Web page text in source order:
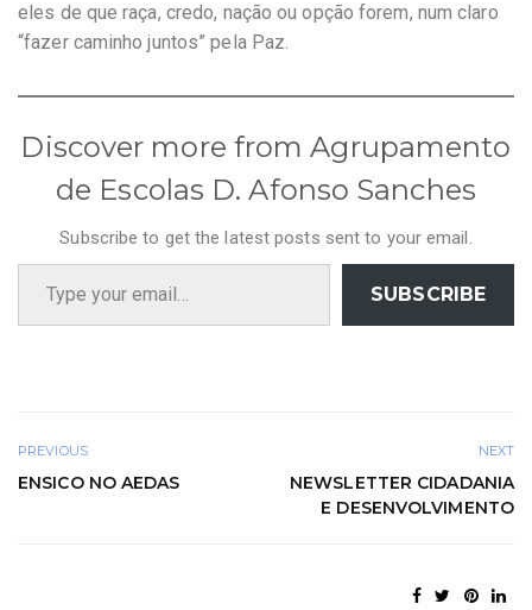
eles de que raça, credo, nação ou opção forem, num claro
“fazer caminho juntos” pela Paz.
Discover more from Agrupamento
de Escolas D. Afonso Sanches
Subscribe to get the latest posts sent to your email.
Type your email…
SUBSCRIBE
PREVIOUS
ENSICO NO AEDAS
NEXT
NEWSLETTER CIDADANIA
E DESENVOLVIMENTO